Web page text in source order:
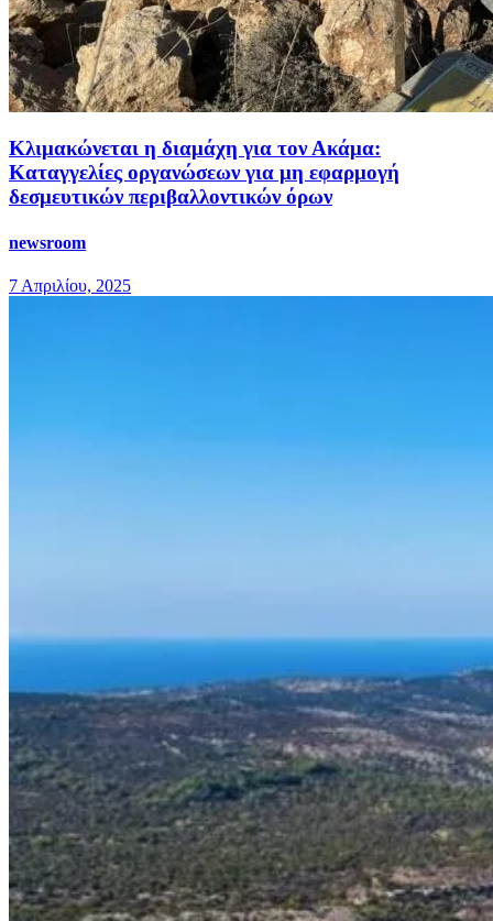
Κλιμακώνεται η διαμάχη για τον Ακάμα:
Καταγγελίες οργανώσεων για μη εφαρμογή
δεσμευτικών περιβαλλοντικών όρων
newsroom
7 Απριλίου, 2025